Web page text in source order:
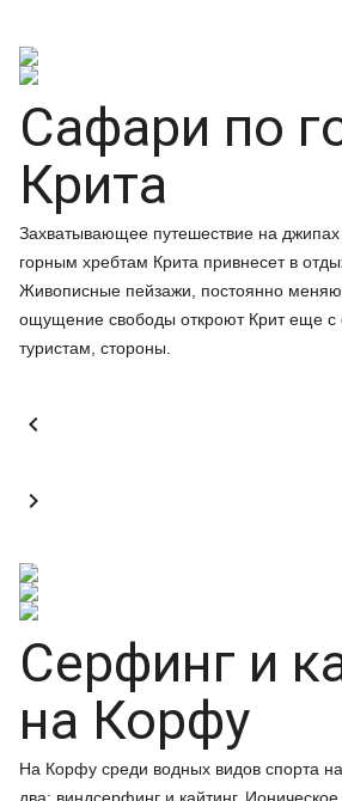
Сафари по
Крита
Захватывающее путешествие на
горным хребтам Крита привнесет в
Живописные пейзажи, постоянно
ощущение свободы откроют Крит еще с
туристам, стороны.


Серфинг и
на Корфу
На Корфу среди водных видов спорта